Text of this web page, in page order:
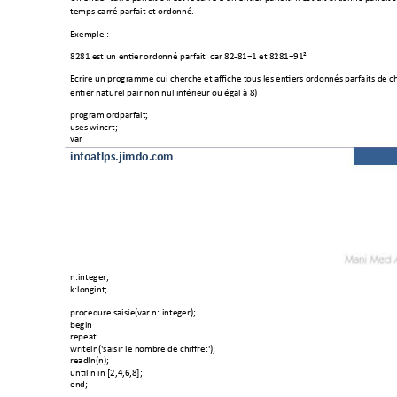
infoatlps.jimdo.com
temps carré parfait et ordonné.
Exemple :
8281 est un entier ordonné parfait  car 82-81=1 et 8281=91²
Ecrire un programme qui cherche et affiche tous les entiers ordonnés parfaits de
entier naturel pair non nul inférieur ou égal à 8)
program ordparfait;
uses wincrt;
var
n:integer;
k:longint;
procedure saisie(var n: integer);
begin
repeat
writeln('saisir le nombre de chiffre:');
readln(n);
until n in [2,4,6, 8];
end;